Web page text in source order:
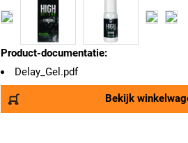
Product-documentatie:
Delay_Gel.pdf
Bekijk